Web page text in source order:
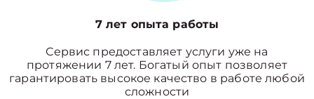
7 лет опыта работы
Сервис предоставляет услуги уже на
протяжении 7 лет. Богатый опыт позволяет
гарантировать высокое качество в работе любой
сложности